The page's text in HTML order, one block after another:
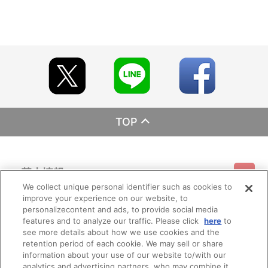
TOP
基本情報
利用規約 特定商取引法に基づく表示 プライバシーポリシー
プライバシーオプション 会社概要
ご利用情報
ご利用ガイド サイトマップ お問い合わせ
会員メニュー
We collect unique personal identifier such as cookies to
improve your experience on our website, to
personalizecontent and ads, to provide social media
features and to analyze our traffic. Please click here to
see more details about how we use cookies and the
retention period of each cookie. We may sell or share
information about your use of our website to/with our